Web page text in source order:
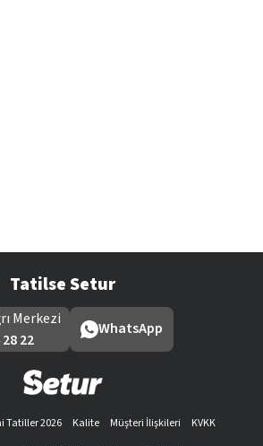
Tatilse Setur
Merkezi
22
WhatsApp
Tatiller 2026 Kalite Müşteri İlişkileri
KVKK